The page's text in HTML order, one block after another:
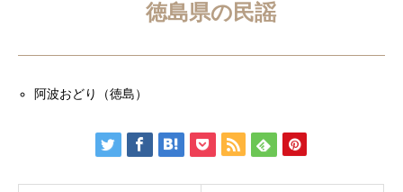
徳島県の民謡
阿波おどり（徳島）